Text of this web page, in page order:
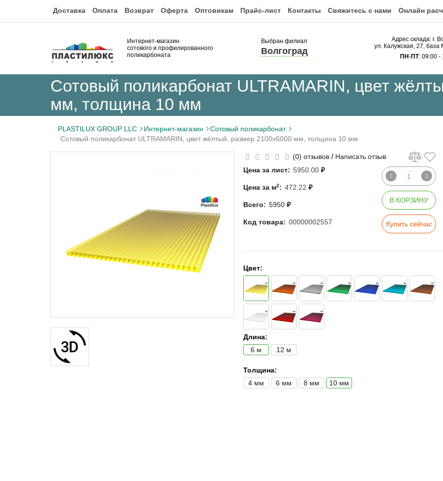
Доставка Оплата Возврат Оферта Оптовикам Прайс-лист Контакты Свяжитесь с нами Онлайн
Интернет-магазин
сотового и профилированного
поликарбоната
Выбран филиал
Волгоград
Адрес склада: г.
ул. Калужская, 27,
ПН-ПТ: 09:00 -
Сотовый поликарбонат ULTRAMARIN, цвет
мм, толщина 10 мм
PLASTILUX GROUP LLC Интернет-магазин
Сотовый поликарбонат
Сотовый поликарбонат ULTRAMARIN, цвет жёлтый, размер 2100x6000 мм, толщина 10 мм
(0) отзывов / Написать отзыв
Цена за лист: 5950.00 ₽
Цена за м2: 472.22 ₽
Всего: 5950 ₽
Код товара: 00000002557
В КОРЗИНУ
Купить сейчас
Цвет:
Длина:
6 м
12 м
Толщина:
4 мм
6 мм 8 мм 10 мм